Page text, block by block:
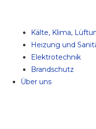
Kälte, Klima,
Heizung und
Elektrotechnik
Brandschutz
Über uns